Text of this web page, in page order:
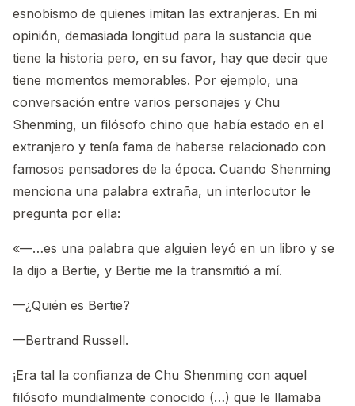
esnobismo de quienes imitan las extranjeras. En mi
opinión, demasiada longitud para la sustancia que
tiene la historia pero, en su favor, hay que decir que
tiene momentos memorables. Por ejemplo, una
conversación entre varios personajes y Chu
Shenming, un filósofo chino que había estado en el
extranjero y tenía fama de haberse relacionado con
famosos pensadores de la época. Cuando Shenming
menciona una palabra extraña, un interlocutor le
pregunta por ella:
«—…es una palabra que alguien leyó en un libro y se
la dijo a Bertie, y Bertie me la transmitió a mí.
—¿Quién es Bertie?
—Bertrand Russell.
¡Era tal la confianza de Chu Shenming con aquel
filósofo mundialmente conocido (…) que le llamaba